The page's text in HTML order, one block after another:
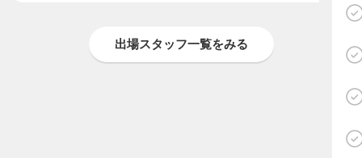
出場スタッフ一覧をみる